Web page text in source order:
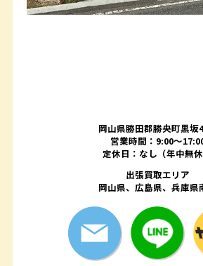
岡山県勝田郡勝央町黒坂
営業時間：9:00～
定休日：なし（年中無休
出張買取エリア
岡山県、広島県、兵庫県